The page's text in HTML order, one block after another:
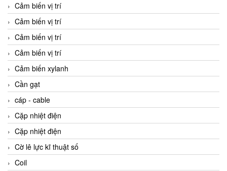
Cảm biến vị trí
Cảm biến vị trí
Cảm biến vị trí
Cảm biến vị trí
Cảm biến xylanh
Cần gạt
cáp - cable
Cặp nhiệt điện
Cặp nhiệt điện
Cờ lê lực kĩ thuật số
Coil